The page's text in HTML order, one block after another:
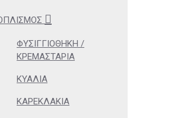
ΦΥΣΙΓΓΙΟΘΉΚΗ /
ΚΡΕΜΑΣΤΆΡΙΑ
ΚΥΆΛΙΑ
ΚΑΡΕΚΛΆΚΙΑ